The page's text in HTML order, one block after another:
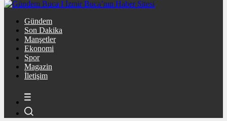
Gündem
Son Dakika
Manşetler
Ekonomi
Spor
Magazin
İletişim